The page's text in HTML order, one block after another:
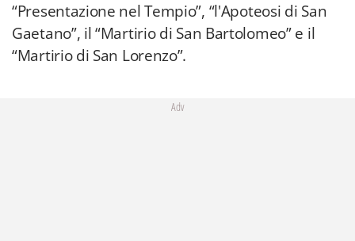
“Presentazione nel Tempio”, “l'Apoteosi di San
Gaetano”, il “Martirio di San Bartolomeo” e il
“Martirio di San Lorenzo”.
Adv